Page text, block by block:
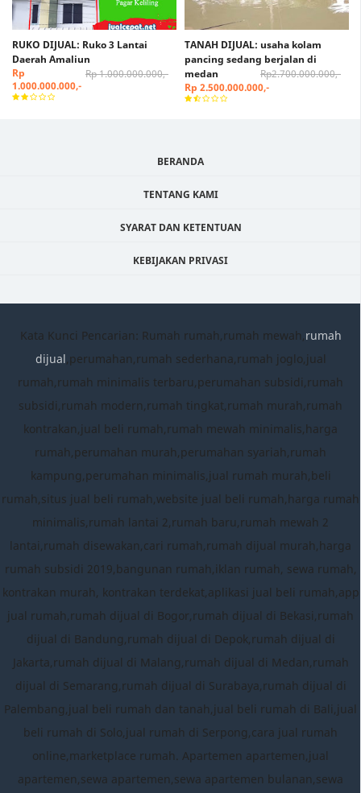
RUKO DIJUAL: Ruko 3 Lantai
Daerah Amaliun
Rp 1.000.000.000,-
Rp
1.000.000.000,-
TANAH DIJUAL: usaha kolam
pancing sedang berjalan di
medan
Rp2.700.000.000,-
Rp 2.500.000.000,-
BERANDA
TENTANG KAMI
SYARAT DAN KETENTUAN
KEBIJAKAN PRIVASI
Kata Kunci Pencarian: Rumah rumah,rumah mewah, rumah
dijual ,perumahan,rumah sederhana,rumah joglo,jual
rumah,rumah minimalis terbaru,perumahan subsidi,rumah
subsidi,rumah modern,rumah tingkat,rumah murah,rumah
kontrakan,jual beli rumah,rumah mewah minimalis,harga
rumah,perumahan murah,perumahan syariah,rumah
kampung,perumahan minimalis,jual rumah murah,beli
rumah,situs jual beli rumah,website jual beli rumah,harga rumah
minimalis,rumah lantai 2,rumah baru,rumah mewah 2
lantai,rumah disewakan,cari rumah,rumah dijual murah,harga
rumah subsidi 2019,bangunan rumah,iklan rumah, sewa rumah,
kontrakan murah, kontrakan terdekat,aplikasi jual beli rumah,app
jual rumah,rumah dijual di Bogor,rumah dijual di Bekasi,rumah
dijual di Bandung,rumah dijual di Depok,rumah dijual di
Jakarta,rumah dijual di Malang,rumah dijual di Medan,rumah
dijual di Semarang,rumah dijual di Surabaya,rumah dijual di
Palembang,jual beli rumah dan tanah,jual beli rumah di Bali,jual
beli rumah di Solo,jual rumah di Serpong,cara jual rumah
online,marketplace rumah. Apartemen apartemen,jual
apartemen,sewa apartemen,sewa apartemen bulanan,sewa